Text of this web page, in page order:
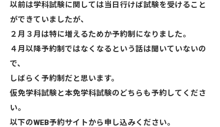
以前は学科試験に関しては当日行けば試験を受けること
ができていましたが、
２月３月は特に増えるためか予約制になりました。
４月以降予約制ではなくなるという話は聞いていないの
で、
しばらく予約制だと思います。
仮免学科試験と本免学科試験のどちらも予約してくださ
い。
以下のWEB予約サイトから申し込みください。